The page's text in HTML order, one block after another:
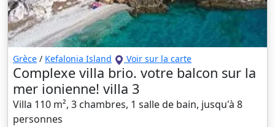
Grèce / Kefalonia Island Voir sur la carte
Complexe villa brio. votre balcon sur la
mer ionienne! villa 3
Villa 110 m², 3 chambres, 1 salle de bain, jusqu'à 8
personnes